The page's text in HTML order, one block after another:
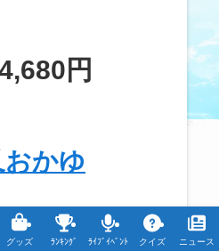
円
かゆ
ライブ
グッズ ﾗﾝｷﾝｸﾞ ﾗｲﾌﾞｲﾍﾞﾝﾄ クイズ ニュース